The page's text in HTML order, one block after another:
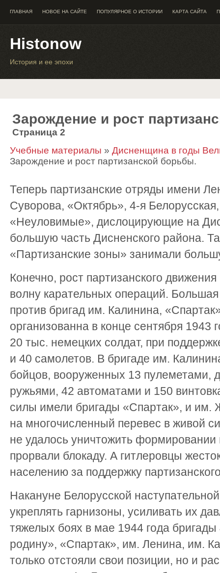
ГЛАВНАЯ НОВОЕ НА САЙТЕ ПОПУЛЯРНОЕ О ИСТОРИИ КАРТА САЙТА
Histonow
История и ее эпохи
Зарождение и рост
Страница 2
Учебные материалы » Дисненщина в годы
Зарождение и рост партизанской борьбы.
Теперь партизанские отряды имени
Суворова, «Октябрь», 4-я
«Неуловимые», дислоцирующие на
большую часть Дисненского района.
«Партизанские зоны» занимали
Конечно, рост партизанского
волну карательных операций.
против бригад им. Калинина,
организованна в конце сентября 1943
20 тыс. немецких солдат, при
и 40 самолетов. В бригаде им.
бойцов, вооруженных 13 пулеметами,
ружьями, 42 автоматами и 150
силы имели бригады «Спартак», и им.
на многочисленный перевес в живой
не удалось уничтожить
прорвали блокаду. А гитлеровцы
населению за поддержку
Накануне Белорусской
укреплять гарнизоны, усиливать их
тяжелых боях в мае 1944 года
родину», «Спартак», им. Ленина, им.
только отстояли свои позиции, но и